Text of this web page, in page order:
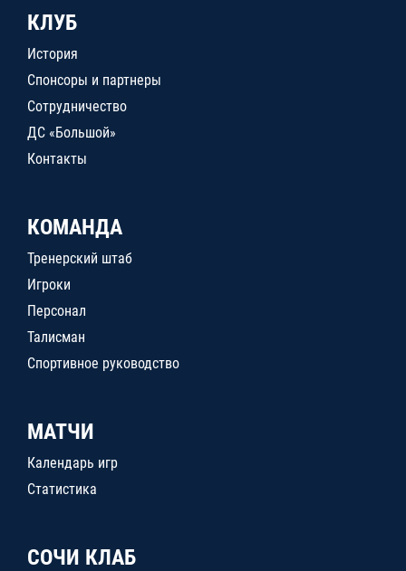
КЛУБ
История
Спонсоры и партнеры
Сотрудничество
ДС «Большой»
Контакты
КОМАНДА
Тренерский штаб
Игроки
Персонал
Талисман
Спортивное руководство
МАТЧИ
Календарь игр
Статистика
СОЧИ КЛАБ